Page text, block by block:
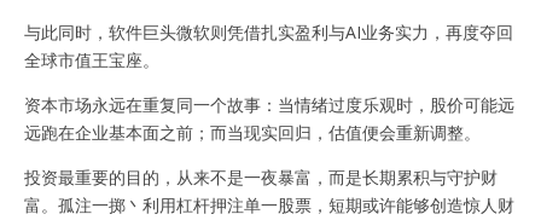
与此同时，软件巨头微软则凭借扎实盈利与AI业务实力，再度夺回
全球市值王宝座。
资本市场永远在重复同一个故事：当情绪过度乐观时，股价可能远
远跑在企业基本面之前；而当现实回归，估值便会重新调整。
投资最重要的目的，从来不是一夜暴富，而是长期累积与守护财
富。孤注一掷丶利用杠杆押注单一股票，短期或许能够创造惊人财